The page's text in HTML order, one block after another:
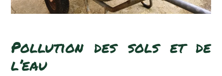
Pollution des sols et de
l’eau